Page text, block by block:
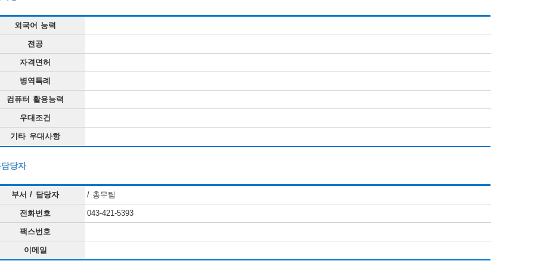
외국어 능력
전공
자격면허
병역특례
컴퓨터 활용능력
우대조건
기타 우대사항
당자
부서 / 담당자 / 총무팀
전화번호 043-421-5393
팩스번호
이메일